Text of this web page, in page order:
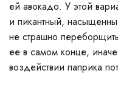
ей авокадо. У этой
и пикантный,
не страшно
ее в самом конце,
воздействии паприка